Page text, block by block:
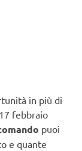
in più di
febbraio
puoi
e quante